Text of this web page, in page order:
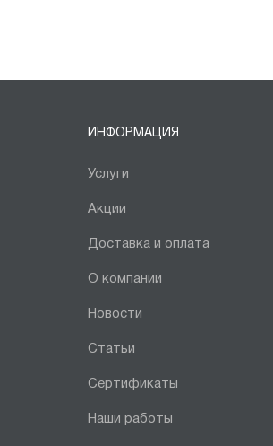
ИНФОРМАЦИЯ
Услуги
Акции
Доставка и оплата
О компании
Новости
Статьи
Сертификаты
Наши работы